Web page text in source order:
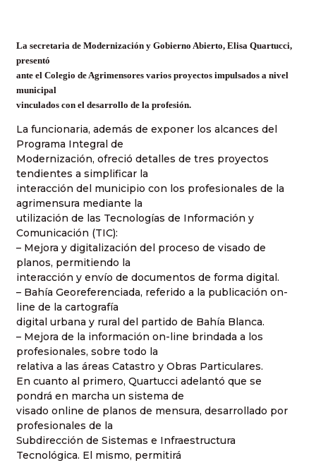
La secretaria de Modernización y Gobierno Abierto, Elisa Quartucci,
presentó
ante el Colegio de Agrimensores varios proyectos impulsados a nivel
municipal
vinculados con el desarrollo de la profesión.
La funcionaria, además de exponer los alcances del
Programa Integral de
Modernización, ofreció detalles de tres proyectos
tendientes a simplificar la
interacción del municipio con los profesionales de la
agrimensura mediante la
utilización de las Tecnologías de Información y
Comunicación (TIC):
– Mejora y digitalización del proceso de visado de
planos, permitiendo la
interacción y envío de documentos de forma digital.
– Bahía Georeferenciada, referido a la publicación on-
line de la cartografía
digital urbana y rural del partido de Bahía Blanca.
– Mejora de la información on-line brindada a los
profesionales, sobre todo la
relativa a las áreas Catastro y Obras Particulares.
En cuanto al primero, Quartucci adelantó que se
pondrá en marcha un sistema de
visado online de planos de mensura, desarrollado por
profesionales de la
Subdirección de Sistemas e Infraestructura
Tecnológica. El mismo, permitirá